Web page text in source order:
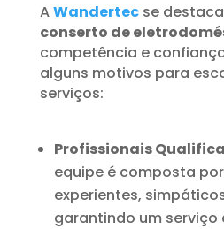
AWandertecse
conserto de
competência e
alguns motivos para
serviços:
Profissionais
equipe é composta
experientes,
garantindo um serviço